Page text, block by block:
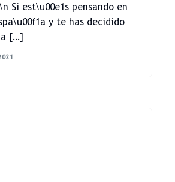
Si est\u00e1s pensando en
y te has decidido
[…]